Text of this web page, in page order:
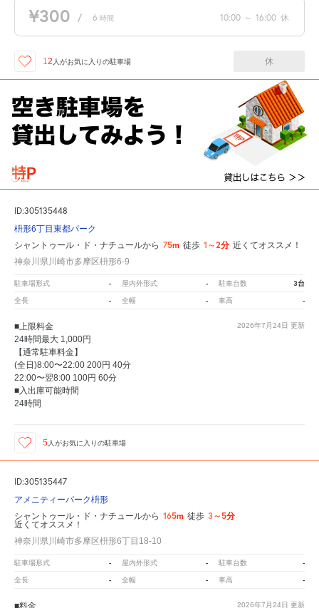
¥300 / 6 時間 10:00 ～ 16:00 休
12 人がお気に入りの駐車場 休
ID:305135448
枡形6丁目東都パーク
シャントゥール・ド・ナチュールから 75m 徒歩 1～2分 近くてオススメ！
神奈川県川崎市多摩区枡形6-9
駐車場形式 - 屋内外形式 - 駐車台数 3台
全長 - 全幅 - 車高 -
2026年7月24日 更新
■上限料金
24時間最大 1,000円
【通常駐車料金】
(全日)8:00〜22:00 200円 40分
22:00〜翌8:00 100円 60分
■入出庫可能時間
24時間
5 人がお気に入りの駐車場
ID:305135447
アメニティーパーク枡形
シャントゥール・ド・ナチュールから 165m 徒歩 3～5分
近くてオススメ！
神奈川県川崎市多摩区枡形6丁目18-10
駐車場形式 - 屋内外形式 - 駐車台数 -
全長 - 全幅 - 車高 -
2026年7月24日 更新
■料金